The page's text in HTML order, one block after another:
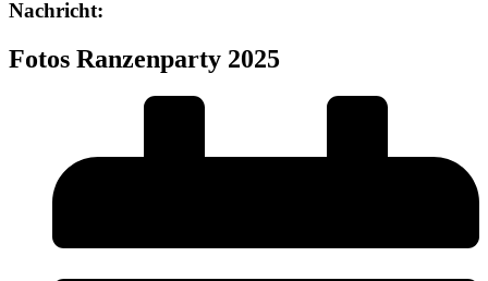
Nachricht:
Fotos Ranzenparty 2025